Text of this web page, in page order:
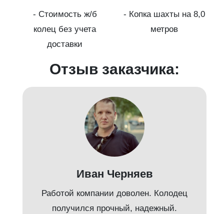
- Стоимость ж/б
колец без учета
доставки
- Копка шахты на 8,0
метров
Отзыв заказчика:
Иван Черняев
Работой компании доволен. Колодец
получился прочный, надежный.